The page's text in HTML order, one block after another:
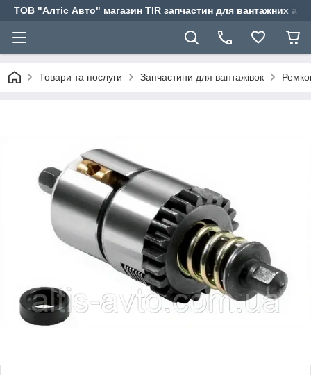
ТОВ "Алтіс Авто" магазин TIR запчастин для вантажних
Товари та послуги Запчастини для вантажівок